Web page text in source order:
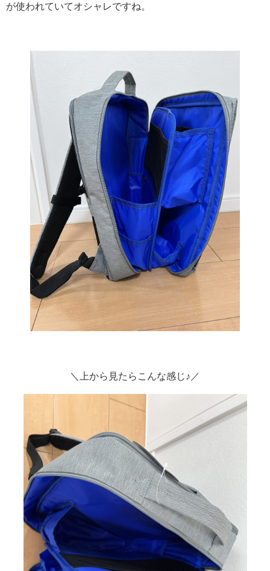
が使われていてオシャレですね。
＼上から見たらこんな感じ♪／